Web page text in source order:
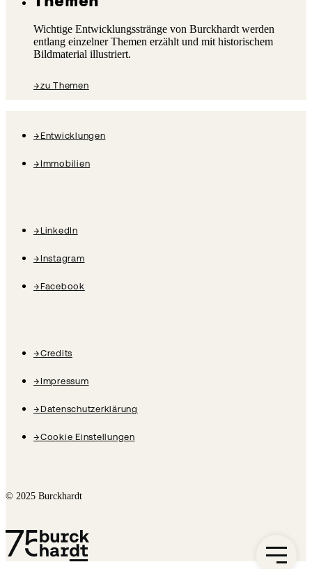
Wichtige Entwicklungsstränge von Burckhardt werden
entlang einzelner Themen erzählt und mit historischem
Bildmaterial illustriert.
→zu Themen
Burckhardt Geschichte Logo
→Entwicklungen
→Immobilien
→LinkedIn
→Instagram
→Facebook
→Credits
→Impressum
→Datenschutzerklärung
→Cookie Einstellungen
© 2025 Burckhardt